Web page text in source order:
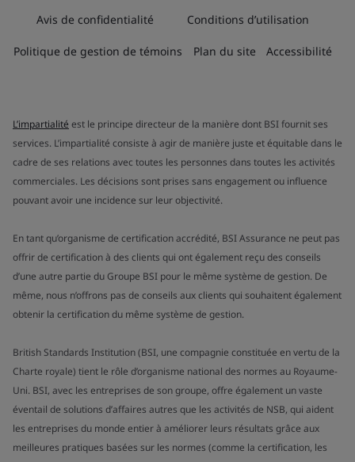
Avis de confidentialité Conditions d’utilisation
Politique de gestion de témoins Plan du site Accessibilité
L’impartialité est le principe directeur de la manière dont BSI fournit ses
services. L’impartialité consiste à agir de manière juste et équitable dans le
cadre de ses relations avec toutes les personnes dans toutes les activités
commerciales. Les décisions sont prises sans engagement ou influence
pouvant avoir une incidence sur leur objectivité.
En tant qu’organisme de certification accrédité, BSI Assurance ne peut pas
offrir de certification à des clients qui ont également reçu des conseils
d’une autre partie du Groupe BSI pour le même système de gestion. De
même, nous n’offrons pas de conseils aux clients qui souhaitent également
obtenir la certification du même système de gestion.
British Standards Institution (BSI, une compagnie constituée en vertu de la
Charte royale) tient le rôle d’organisme national des normes au Royaume-
Uni. BSI, avec les entreprises de son groupe, offre également un vaste
éventail de solutions d’affaires autres que les activités de NSB, qui aident
les entreprises du monde entier à améliorer leurs résultats grâce aux
meilleures pratiques basées sur les normes (comme la certification, les